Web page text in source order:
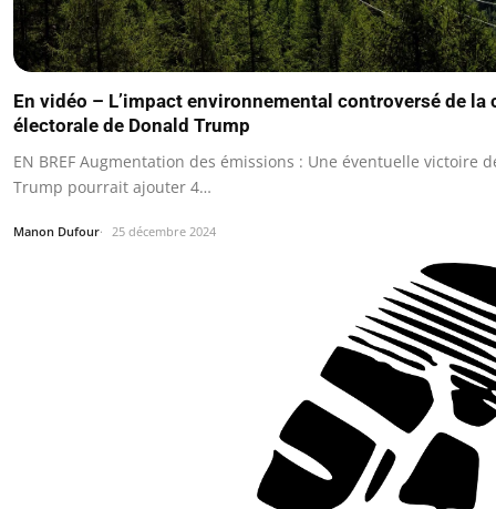
En vidéo – L’impact environnemental controversé de la
électorale de Donald Trump
EN BREF Augmentation des émissions : Une éventuelle victoire
Trump pourrait ajouter 4…
Manon Dufour 25 décembre 2024